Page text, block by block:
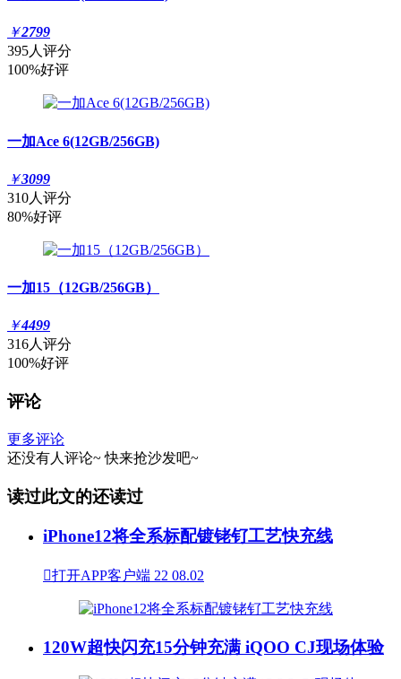
￥2799
395人评分
100%好评
一加Ace 6(12GB/256GB)
￥3099
310人评分
80%好评
一加15（12GB/256GB）
￥4499
316人评分
100%好评
评论
更多评论
还没有人评论~ 快来抢沙发吧~
读过此文的还读过
iPhone12将全系标配镀铑钌工艺快充线
打开APP客户端 22 08.02
120W超快闪充15分钟充满 iQOO CJ现场体验